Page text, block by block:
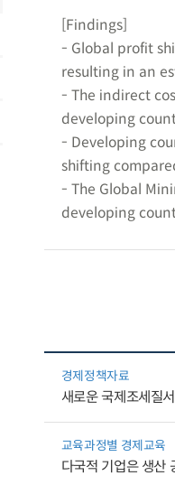
[Findings]
- Global profit
resulting in an
- The indirect
developing
- Developing
shifting
- The Global
developing
경제정책자료
새로운 국제조세질
교육과정별 경제교육
다국적 기업은 생산